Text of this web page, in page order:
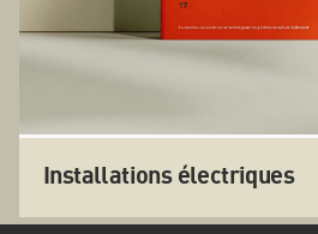
Installations électriques